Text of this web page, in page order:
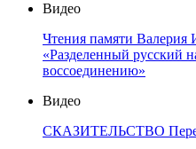
Видео
Чтения памяти
«Разделенный русский
воссоединению»
Видео
СКАЗИТЕЛЬСТВО